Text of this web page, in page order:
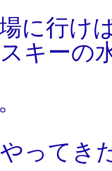
に行け
キーの
ってき